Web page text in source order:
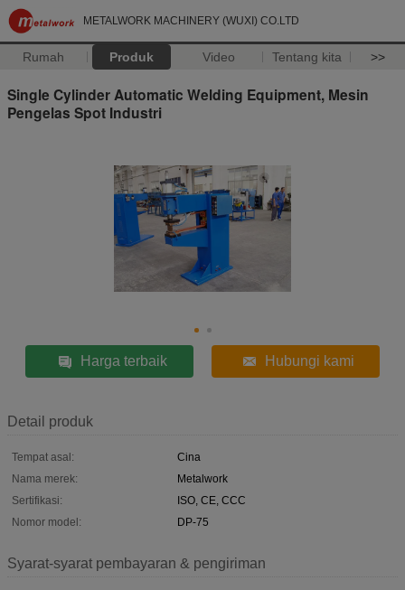
METALWORK MACHINERY (WUXI) CO.LTD
Rumah Produk Video Tentang kita >>
Single Cylinder Automatic Welding Equipment, Mesin
Pengelas Spot Industri
Harga terbaik Hubungi kami
Detail produk
Tempat asal:
Cina
Nama merek:
Metalwork
Sertifikasi:
ISO, CE, CCC
Nomor model:
DP-75
Syarat-syarat pembayaran & pengiriman